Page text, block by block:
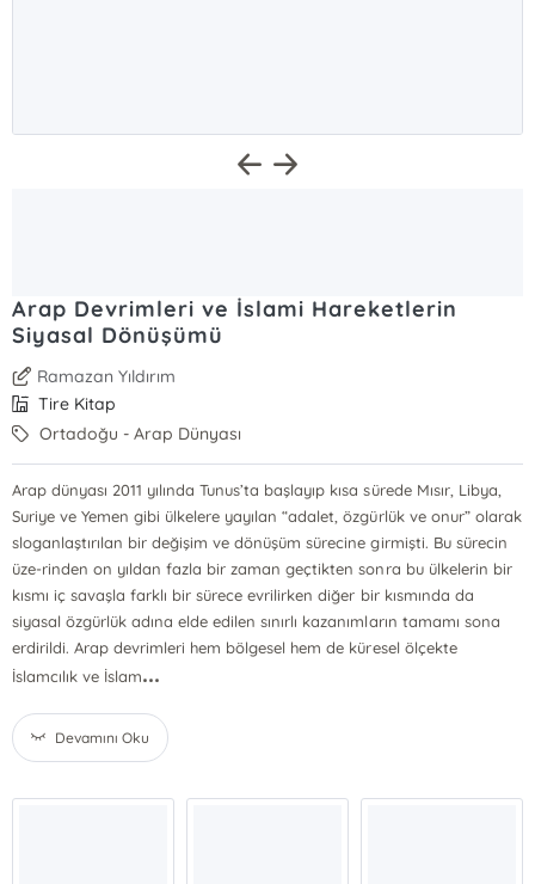
Arap Devrimleri ve İslami Hareketlerin
Siyasal Dönüşümü
Ramazan Yıldırım
Tire Kitap
Ortadoğu - Arap Dünyası
Arap dünyası 2011 yılında Tunus’ta başlayıp kısa sürede Mısır, Libya,
Suriye ve Yemen gibi ülkelere yayılan “adalet, özgürlük ve onur” olarak
sloganlaştırılan bir değişim ve dönüşüm sürecine girmişti. Bu sürecin
üze-rinden on yıldan fazla bir zaman geçtikten sonra bu ülkelerin bir
kısmı iç savaşla farklı bir sürece evrilirken diğer bir kısmında da
siyasal özgürlük adına elde edilen sınırlı kazanımların tamamı sona
erdirildi. Arap devrimleri hem bölgesel hem de küresel ölçekte
İslamcılık ve İslam...
Devamını Oku